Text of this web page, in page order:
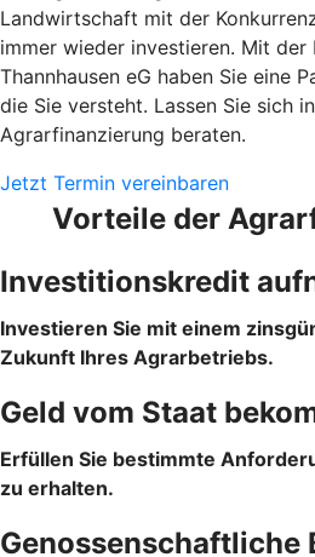
Landwirtschaft mit der
immer wieder investieren. Mit der
Thannhausen eG haben Sie eine
die Sie versteht. Lassen Sie sich
Agrarfinanzierung beraten.
Jetzt Termin vereinbaren
Vorteile der
Investitionskredit
Investieren Sie mit einem
Zukunft Ihres Agrarbetriebs.
Geld vom Staat
Erfüllen Sie bestimmte
zu erhalten.
Genossenschaftliche